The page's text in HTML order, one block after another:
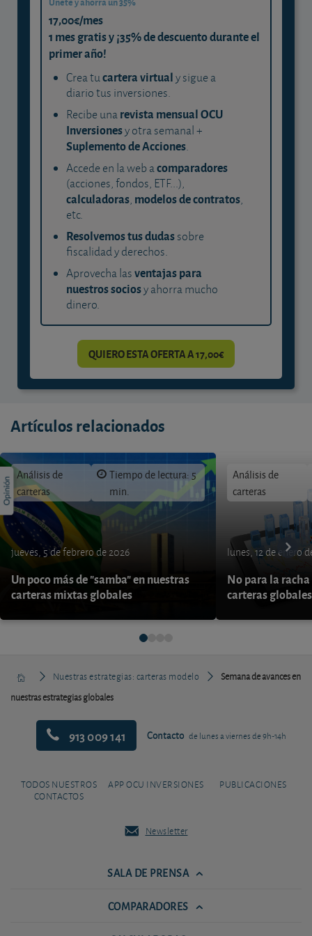
17,00€/mes
1 mes gratis y ¡35% de descuento durante el
primer año!
Crea tucartera virtualy sigue a
diario tus inversiones.
Recibe unarevista mensual OCU
Inversionesy otra semanal +
Suplemento de Acciones.
Accede en la web acomparadores
(acciones, fondos, ETF...),
calculadoras, modelos de contratos,
etc.
Resolvemos tus dudassobre
fiscalidad y derechos.
Aprovecha lasventajas para
nuestros sociosy ahorra mucho
dinero.
QUIERO ESTA OFERTA A 17,00€
Artículos relacionados
Análisis de
carteras
Tiempo de lectura: 5
min.
jueves, 5 de febrero de 2026
Un poco más de "samba" en nuestras
carteras mixtas globales
Análisis de
carteras
lunes, 12 de enero
No para la
carteras globales
Nuestras estrategias: carteras modelo
Semana de avances en
nuestras estrategias globales
913 009 141 Contacto de lunes a viernes de 9h-14h
TODOS NUESTROS
CONTACTOS
APP OCU INVERSIONES PUBLICACIONES
Newsletter
SALA DE PRENSA
COMPARADORES